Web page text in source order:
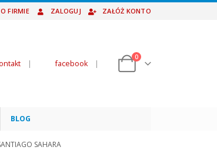
O FIRMIE ZALOGUJ ZAŁÓŻ KONTO
| facebook |
0
BLOG
SAHARA